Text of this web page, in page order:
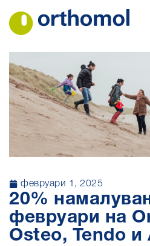
февруари 1, 2025
20%
февруари на
Osteo, Tendo